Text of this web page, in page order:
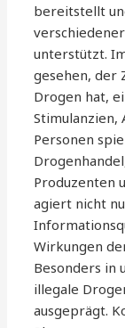
bereitstellt
unterstützt.
gesehen, der
Drogen hat,
Stimulanzien,
Personen
Produzenten
agiert nicht
Wirkungen
Besonders in
illegale
ausgeprägt.